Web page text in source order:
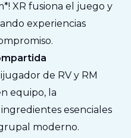
XR fusiona el juego y
experiencias
de RV y RM
equipo, la
esenciales
moderno.